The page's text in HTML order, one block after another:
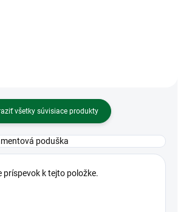
všetky súvisiace produkty
poduška
príspevok k tejto položke.